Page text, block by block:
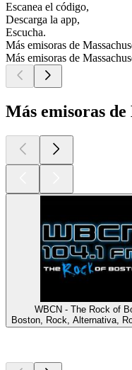
Escanea el código,
Descarga la app,
Escucha.
Más emisoras de
Más emisoras de
Más emisoras de
WBCN - The Rock of
Boston, Rock, Alternativa,